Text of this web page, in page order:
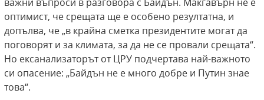
важни въпроси в разговора с Байдън. Макгавърн не е
оптимист, че срещата ще е особено резултатна, и
допълва, че „в крайна сметка президентите могат да
поговорят и за климата, за да не се провали срещата“.
Но ексанализаторът от ЦРУ подчертава най-важното
си опасение: „Байдън не е много добре и Путин знае
това“.